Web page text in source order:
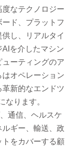
なテクノロジー
ド、プラットフ
し、リアルタイ
を介したマシン
ーティングのア
オペレーション
新的なエンドツ
なります。
通信、ヘルスケ
ギー、輸送、政
トをカバーする顧